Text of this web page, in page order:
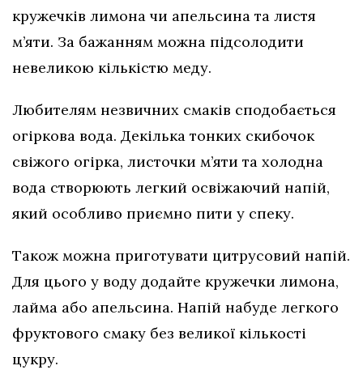
кружечків лимона чи апельсина та листя
м’яти. За бажанням можна підсолодити
невеликою кількістю меду.
Любителям незвичних смаків сподобається
огіркова вода. Декілька тонких скибочок
свіжого огірка, листочки м’яти та холодна
вода створюють легкий освіжаючий напій,
який особливо приємно пити у спеку.
Також можна приготувати цитрусовий напій.
Для цього у воду додайте кружечки лимона,
лайма або апельсина. Напій набуде легкого
фруктового смаку без великої кількості
цукру.